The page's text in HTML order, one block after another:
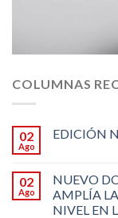
COLUMNAS
02
Ago
EDICIÓN
02
Ago
NUEVO
AMPLÍA
NIVEL EN